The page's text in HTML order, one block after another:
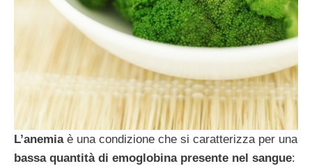
L’anemiaè una condizione che si caratterizza per una
bassa quantità di emoglobina presente nel sangue: